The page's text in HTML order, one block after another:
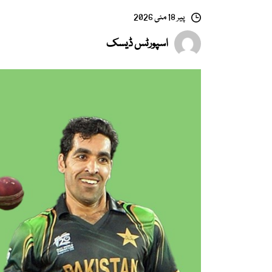
پیر 18 مئی 2026
اسپورٹس ڈیسک